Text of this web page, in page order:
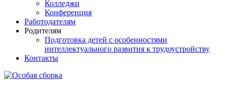
Колледжи
Конференция
Работодателям
Родителям
Подготовка детей с особенностями
интеллектуального развития к трудоустройству
Контакты